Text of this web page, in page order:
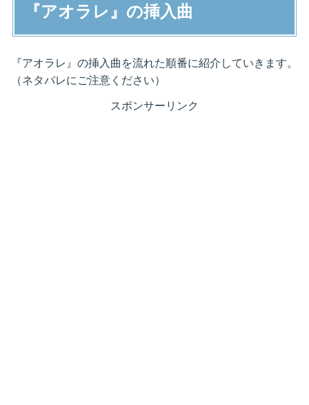
『アオラレ』の挿入曲
『アオラレ』の挿入曲を流れた順番に紹介していきます。
（ネタバレにご注意ください）
スポンサーリンク